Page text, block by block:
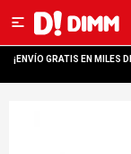

¡ENVÍO GRATIS EN MILES